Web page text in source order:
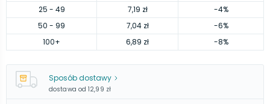
25 - 49 7,19 zł
-4%
50 - 99 7,04 zł
-6%
100+ 6,89 zł -8%
Sposób dostawy
dostawa od 12,99 zł